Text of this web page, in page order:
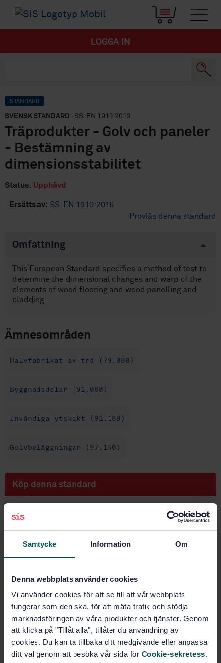
Samtycke Information Om
Denna webbplats använder cookies
Vi använder cookies för att se till att vår webbplats
fungerar som den ska, för att mäta trafik och stödja
marknadsföringen av våra produkter och tjänster. Genom
att klicka på "Tillåt alla", tillåter du användning av
cookies. Du kan ta tillbaka ditt medgivande eller anpassa
ditt val genom att besöka vår sida för Cookie-sekretess.
LOGGA IN
STANDARD
SVENSK STANDARD · SS-EN 1910:2013
Träprodukter - Golv och paneler
- Bestämning av
dimensionsstabilitet
Status: Upphävd
· Ersätts av: SS-EN 1910:2016
Provläs denna standard
Omfattning
This European Standard specifies a method of test to
determine the dimensional changes and warp of the
elements of wood flooring and wood panelling and
cladding.
Ämnesområden
Halvfabrikat av trä (79.080)
Byggnadsdelar (91.060)
Invändiga ytskikt (91.180)
Golvbeläggningar (97.150)
Köp denna standard
dimensionsstabilitet
Pris:789 SEK
PDF
Lägg i varukorgen
Fler alternativ